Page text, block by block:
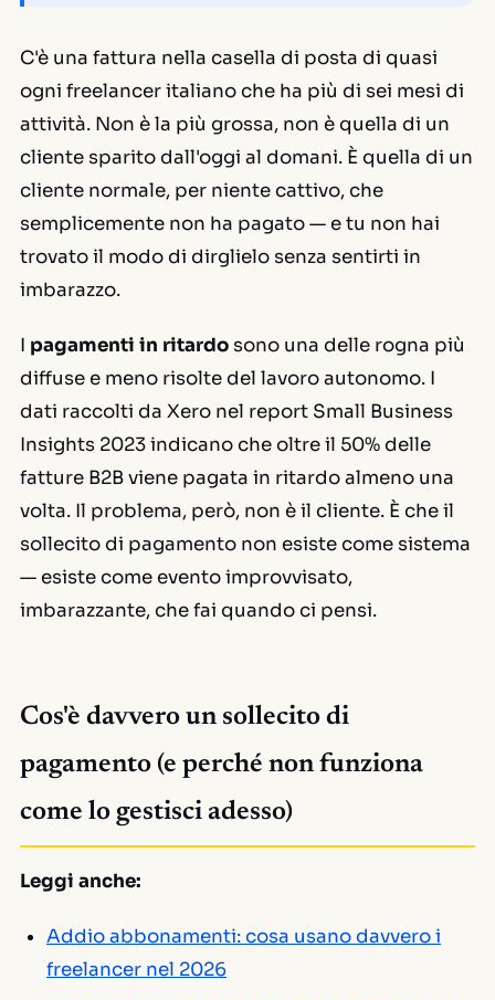
C'è una fattura nella casella di posta di quasi
ogni freelancer italiano che ha più di sei mesi di
attività. Non è la più grossa, non è quella di un
cliente sparito dall'oggi al domani. È quella di un
cliente normale, per niente cattivo, che
semplicemente non ha pagato — e tu non hai
trovato il modo di dirglielo senza sentirti in
imbarazzo.
I pagamenti in ritardosono una delle rogna più
diffuse e meno risolte del lavoro autonomo. I
dati raccolti da Xero nel report Small Business
Insights 2023indicano che oltre il 50% delle
fatture B2B viene pagata in ritardo almeno una
volta. Il problema, però, non è il cliente. È che il
sollecito di pagamento non esiste come sistema
— esiste come evento improvvisato,
imbarazzante, che fai quando ci pensi.
Cos'è davvero un sollecito di
pagamento (e perché non funziona
come lo gestisci adesso)
Leggi anche:
Addio abbonamenti: cosa usano davvero i
freelancer nel 2026